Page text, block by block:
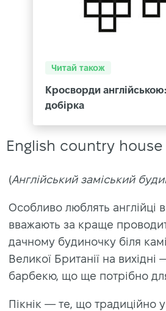
Читай також
Кросворди
добірка
English country house
(Англійський заміський
Особливо люблять англійці
вважають за краще
дачному будиночку біля
Великої Британії на вихідні
барбекю, що ще потрібно
Пікнік — те, що традиційно